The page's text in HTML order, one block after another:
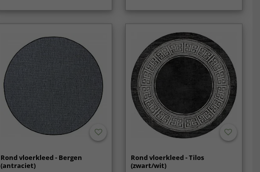
Rond vloerkleed - Bergen
(antraciet)
Rond vloerkleed - Tilos
(zwart/wit)